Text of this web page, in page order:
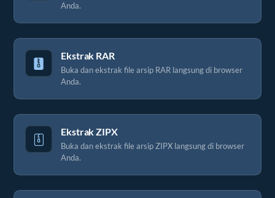
Anda.
Ekstrak RAR
Buka dan ekstrak file arsip RAR langsung di browser
Anda.
Ekstrak ZIPX
Buka dan ekstrak file arsip ZIPX langsung di browser
Anda.